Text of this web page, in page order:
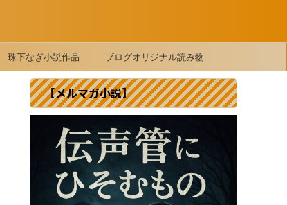
珠下なぎ小説作品 ブログオリジナル読み物
【メルマガ小説】